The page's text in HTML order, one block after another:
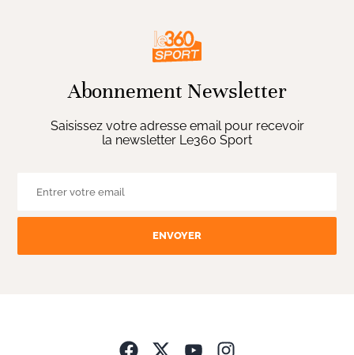
Abonnement Newsletter
Saisissez votre adresse email pour recevoir
la newsletter Le360 Sport
ENVOYER